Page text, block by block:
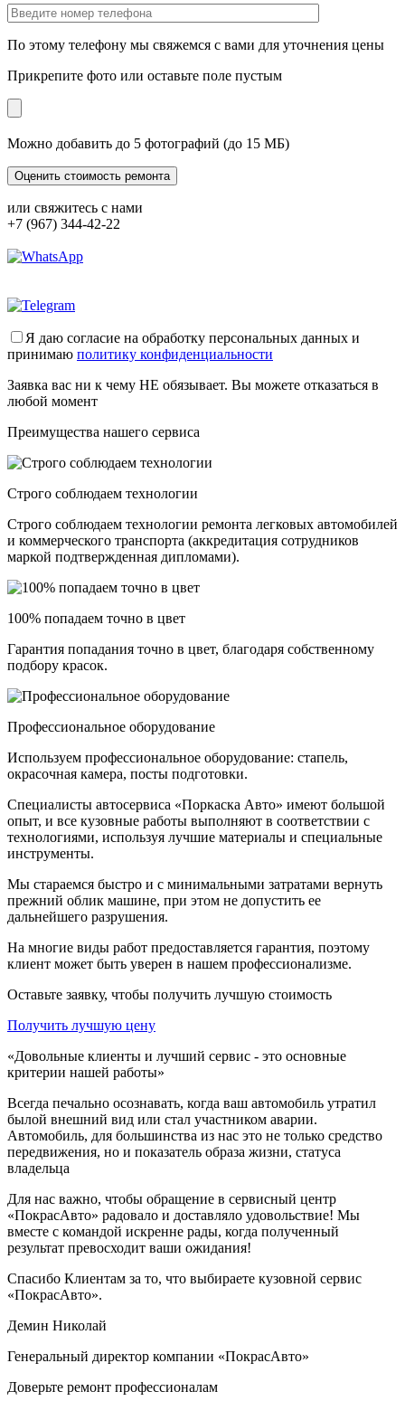
По этому телефону мы свяжемся с вами для уточнения цены
Прикрепите фото или оставьте поле пустым
Можно добавить до 5 фотографий (до 15 МБ)
или свяжитесь с нами
+7 (967) 344-42-22
Я даю согласие на обработку персональных данных и
принимаю политику конфиденциальности
Заявка вас ни к чему НЕ обязывает. Вы можете отказаться в
любой момент
Преимущества нашего сервиса
Строго соблюдаем технологии
Строго соблюдаем технологии ремонта легковых автомобилей
и коммерческого транспорта (аккредитация сотрудников
маркой подтвержденная дипломами).
100% попадаем точно в цвет
Гарантия попадания точно в цвет, благодаря собственному
подбору красок.
Профессиональное оборудование
Используем профессиональное оборудование: стапель,
окрасочная камера, посты подготовки.
Специалисты автосервиса «Поркаска Авто» имеют большой
опыт, и все кузовные работы выполняют в соответствии с
технологиями, используя лучшие материалы и специальные
инструменты.
Мы стараемся быстро и с минимальными затратами вернуть
прежний облик машине, при этом не допустить ее
дальнейшего разрушения.
На многие виды работ предоставляется гарантия, поэтому
клиент может быть уверен в нашем профессионализме.
Оставьте заявку, чтобы получить лучшую стоимость
Получить лучшую цену
«Довольные клиенты и лучший сервис - это основные
критерии нашей работы»
Всегда печально осознавать, когда ваш автомобиль утратил
былой внешний вид или стал участником аварии.
Автомобиль, для большинства из нас это не только средство
передвижения, но и показатель образа жизни, статуса
владельца
Для нас важно, чтобы обращение в сервисный центр
«ПокрасАвто» радовало и доставляло удовольствие! Мы
вместе с командой искренне рады, когда полученный
результат превосходит ваши ожидания!
Спасибо Клиентам за то, что выбираете кузовной сервис
«ПокрасАвто».
Демин Николай
Генеральный директор компании «ПокрасАвто»
Доверьте ремонт профессионалам